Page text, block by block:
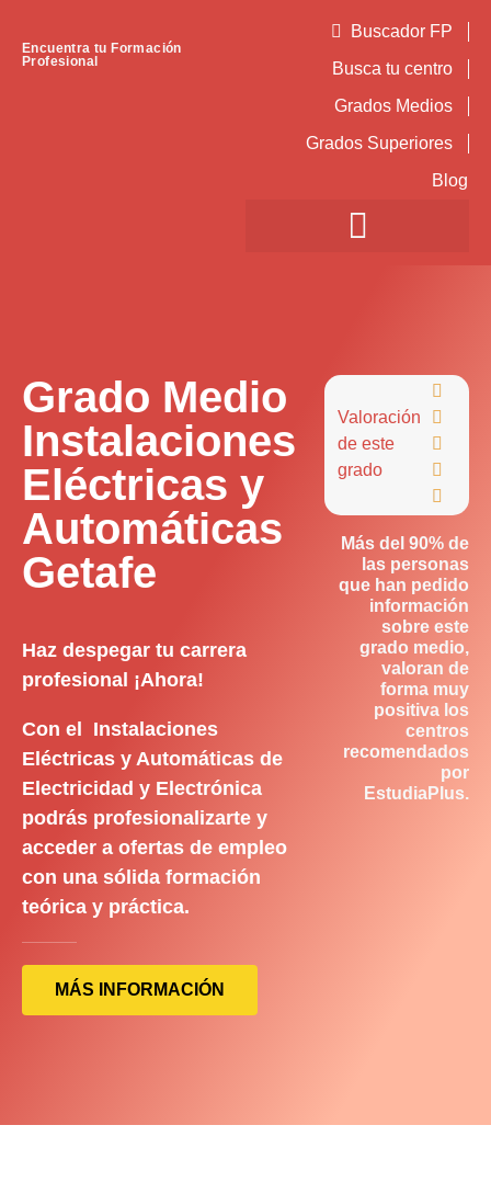
Encuentra tu Formación
Profesional
Buscador FP
Busca tu centro
Grados Medios
Grados Superiores
Blog
Grado Medio
Instalaciones
Eléctricas y
Automáticas
Getafe
Haz despegar tu carrera
profesional ¡Ahora!
Con el Instalaciones
Eléctricas y Automáticas de
Electricidad y Electrónica
podrás profesionalizarte y
acceder a ofertas de empleo
con una sólida formación
teórica y práctica.
MÁS INFORMACIÓN
Valoración
de este
grado





Más del 90% de
las personas
que han pedido
información
sobre este
grado medio,
valoran de
forma muy
positiva los
centros
recomendados
por
EstudiaPlus.